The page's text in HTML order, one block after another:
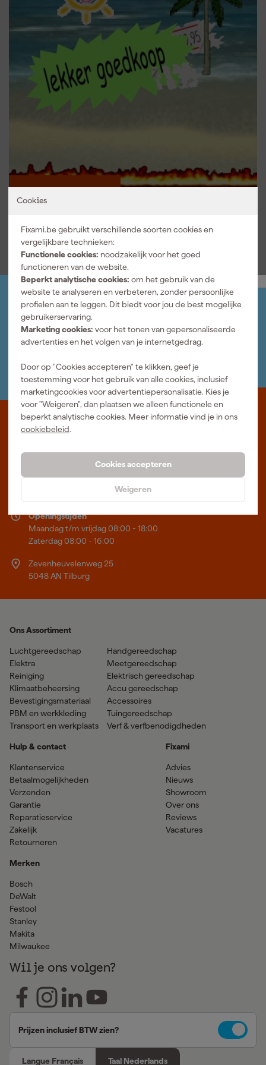
Cookies
Fixami.be gebruikt verschillende soorten cookies en
vergelijkbare technieken:
Functionele cookies: noodzakelijk voor het goed
functioneren van de website.
Beperkt analytische cookies: om het gebruik van de
website te analyseren en verbeteren, zonder persoonlijke
profielen aan te leggen. Dit biedt voor jou de best mogelijke
gebruikerservaring.
Marketing cookies: voor het tonen van gepersonaliseerde
advertenties en het volgen van je internetgedrag.
Door op "Cookies accepteren" te klikken, geef je
toestemming voor het gebruik van alle cookies, inclusief
marketingcookies voor advertentiepersonalisatie. Kies je
voor "Weigeren", dan plaatsen we alleen functionele en
beperkt analytische cookies. Meer informatie vind je in ons
cookiebeleid.
Cookies accepteren
Weigeren
Hallo, voordelen!
Samenvattend, het draait allemaal om de schone kunsten van het
schilderen met behulp van onze vriend, de schildersstoffer. Maar
waarom zou je specifiek bij Fixami jouw schildersstoffen
uitzoeken? Nou, ten eerste, wij snappen de ware kunst van snelle
levering en een groot assortiment. Bij Fixami hoef je nooit lang te
betaalt voor topkwaliteit. Check ook zeker onze Promotie pagina
voor de beste deals die jouw project of werkplaats naar een hoger
Scoor nu de beste deals in de Zomer vol korting
Jouw account
Log-in en beheer je bestellingen en gegevens
Nieuwsbrief
Inschrijven wekelijkse nieuwsbrief
Neem contact op met één van onze specialisten.
Waar staat Fixami voor
specialist, wat je project ook is. Fixami is Beter Maken.
Meer over ons
Showroom in Tilburg
Openingstijden
Maandag t/m vrijdag 08:00 - 18:00
Zaterdag 08:00 - 16:00
Zevenheuvelenweg 25
5048 AN Tilburg
Ons Assortiment
Luchtgereedschap
Elektra
Reiniging
Klimaatbeheersing
Bevestigingsmateriaal
PBM en werkkleding
Transport en werkplaats
Handgereedschap
Meetgereedschap
Elektrisch gereedschap
Accu gereedschap
Accessoires
Tuingereedschap
Verf & verfbenodigdheden
Hulp & contact
Klantenservice
Betaalmogelijkheden
Verzenden
Garantie
Reparatieservice
Zakelijk
Retourneren
Merken
Bosch
DeWalt
Festool
Stanley
Makita
Milwaukee
Fixami
Advies
Nieuws
Showroom
Over ons
Reviews
Vacatures
Wil je ons volgen?
Prijzen inclusief BTW zien?
Langue Français Taal Nederlands